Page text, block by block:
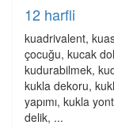
12 harfli
kuadrivalent,
çocuğu, kucak
kudurabilmek,
kukla dekoru,
yapımı, kukla
delik, ...